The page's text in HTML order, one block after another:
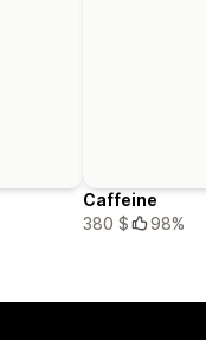
Caffeine
380 $
98%